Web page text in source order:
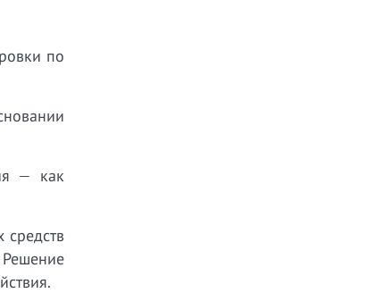
по
— как